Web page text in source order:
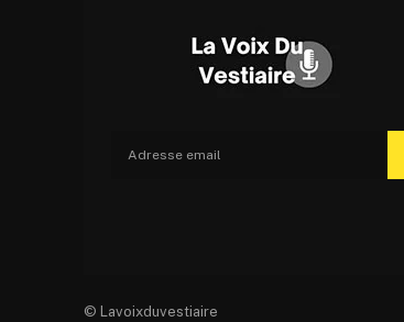
© Lavoixduvestiaire